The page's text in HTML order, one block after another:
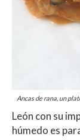
Ancas de rana, un
León con su
húmedo es